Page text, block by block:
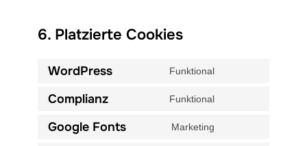
6. Platzierte Cookies
WordPress Funktional
Complianz Funktional
Google Fonts Marketing